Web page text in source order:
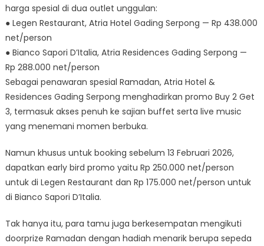
harga spesial di dua outlet unggulan:
● Legen Restaurant, Atria Hotel Gading Serpong — Rp 438.000
net/person
● Bianco Sapori D’Italia, Atria Residences Gading Serpong —
Rp 288.000 net/person
Sebagai penawaran spesial Ramadan, Atria Hotel &
Residences Gading Serpong menghadirkan promo Buy 2 Get
3, termasuk akses penuh ke sajian buffet serta live music
yang menemani momen berbuka.
Namun khusus untuk booking sebelum 13 Februari 2026,
dapatkan early bird promo yaitu Rp 250.000 net/person
untuk di Legen Restaurant dan Rp 175.000 net/person untuk
di Bianco Sapori D’Italia.
Tak hanya itu, para tamu juga berkesempatan mengikuti
doorprize Ramadan dengan hadiah menarik berupa sepeda